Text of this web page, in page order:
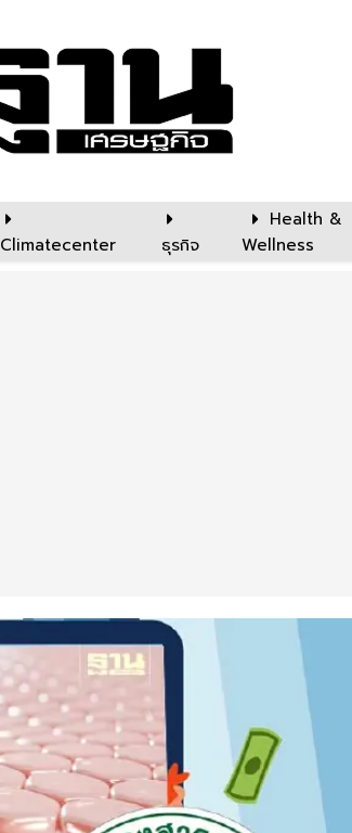
Climatecenter ธุรกิจ
Health &
Wellness